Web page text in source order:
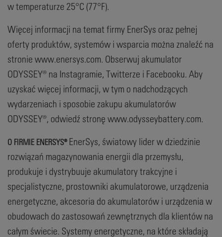
w temperaturze 25°C (77°F).
Więcej informacji na temat firmy EnerSys oraz pełnej
oferty produktów, systemów i wsparcia można znaleźć na
stronie www.enersys.com. Obserwuj akumulator
ODYSSEY® na Instagramie, Twitterze i Facebooku. Aby
uzyskać więcej informacji, w tym o nadchodzących
wydarzeniach i sposobie zakupu akumulatorów
ODYSSEY®, odwiedź stronę www.odysseybattery.com.
O FIRMIE ENERSYS®EnerSys, światowy lider w dziedzinie
rozwiązań magazynowania energii dla przemysłu,
produkuje i dystrybuuje akumulatory trakcyjne i
specjalistyczne, prostowniki akumulatorowe, urządzenia
energetyczne, akcesoria do akumulatorów i urządzenia w
obudowach do zastosowań zewnętrznych dla klientów na
całym świecie. Systemy energetyczne, na które składają